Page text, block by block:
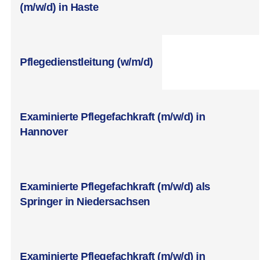
(m/w/d) in Haste
Pflegedienstleitung (w/m/d)
Examinierte Pflegefachkraft (m/w/d) in
Hannover
Examinierte Pflegefachkraft (m/w/d) als
Springer in Niedersachsen
Examinierte Pflegefachkraft (m/w/d) in